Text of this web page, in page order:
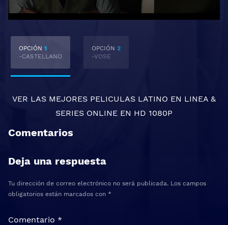
OPCIÓN 1
-CASTELLANO
OPCIÓN 2
-VOSE
VER LAS MEJORES PELICULAS LATINO EN LINEA &
SERIES ONLINE EN HD 1080P
Comentarios
Deja una respuesta
Tu dirección de correo electrónico no será publicada. Los campos
obligatorios están marcados con *
Comentario *